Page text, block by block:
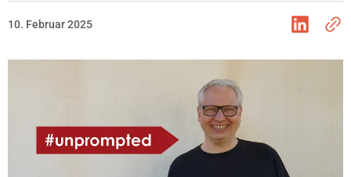
10. Februar 2025